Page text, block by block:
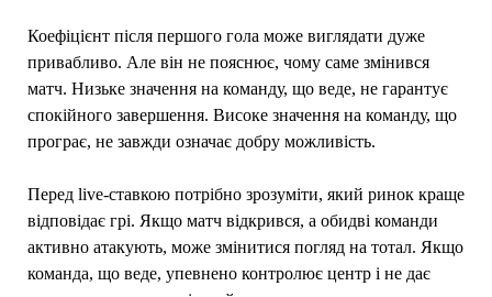
Коефіцієнт після першого гола може виглядати дуже
привабливо. Але він не пояснює, чому саме змінився
матч. Низьке значення на команду, що веде, не гарантує
спокійного завершення. Високе значення на команду, що
програє, не завжди означає добру можливість.
Перед live-ставкою потрібно зрозуміти, який ринок краще
відповідає грі. Якщо матч відкрився, а обидві команди
активно атакують, може змінитися погляд на тотал. Якщо
команда, що веде, упевнено контролює центр і не дає